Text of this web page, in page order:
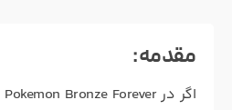
مقدمه :